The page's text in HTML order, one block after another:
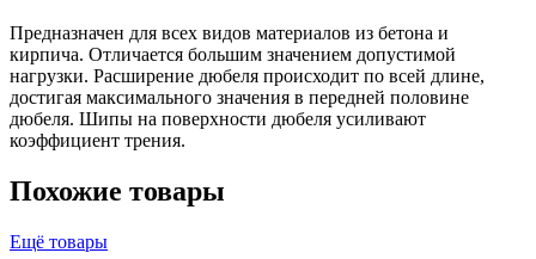
Предназначен для всех видов материалов из бетона и
кирпича. Отличается большим значением допустимой
нагрузки. Расширение дюбеля происходит по всей длине,
достигая максимального значения в передней половине
дюбеля. Шипы на поверхности дюбеля усиливают
коэффициент трения.
Похожие товары
Ещё товары